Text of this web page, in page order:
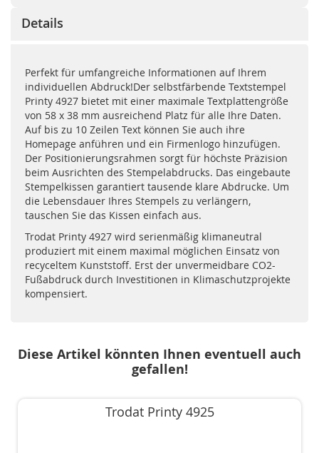
Details
Perfekt für umfangreiche Informationen auf Ihrem
individuellen Abdruck!Der selbstfärbende Textstempel
Printy 4927 bietet mit einer maximale Textplattengröße
von 58 x 38 mm ausreichend Platz für alle Ihre Daten.
Auf bis zu 10 Zeilen Text können Sie auch ihre
Homepage anführen und ein Firmenlogo hinzufügen.
Der Positionierungsrahmen sorgt für höchste Präzision
beim Ausrichten des Stempelabdrucks. Das eingebaute
Stempelkissen garantiert tausende klare Abdrucke. Um
die Lebensdauer Ihres Stempels zu verlängern,
tauschen Sie das Kissen einfach aus.
Trodat Printy 4927 wird serienmäßig klimaneutral
produziert mit einem maximal möglichen Einsatz von
recyceltem Kunststoff. Erst der unvermeidbare CO2-
Fußabdruck durch Investitionen in Klimaschutzprojekte
kompensiert.
Diese Artikel könnten Ihnen eventuell auch
gefallen!
Trodat Printy 4925